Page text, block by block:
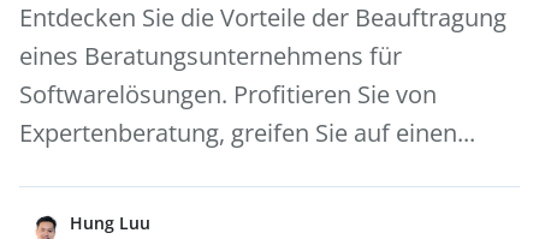
Entdecken Sie die Vorteile der Beauftragung
eines Beratungsunternehmens für
Softwarelösungen. Profitieren Sie von
Expertenberatung, greifen Sie auf einen...
Hung Luu